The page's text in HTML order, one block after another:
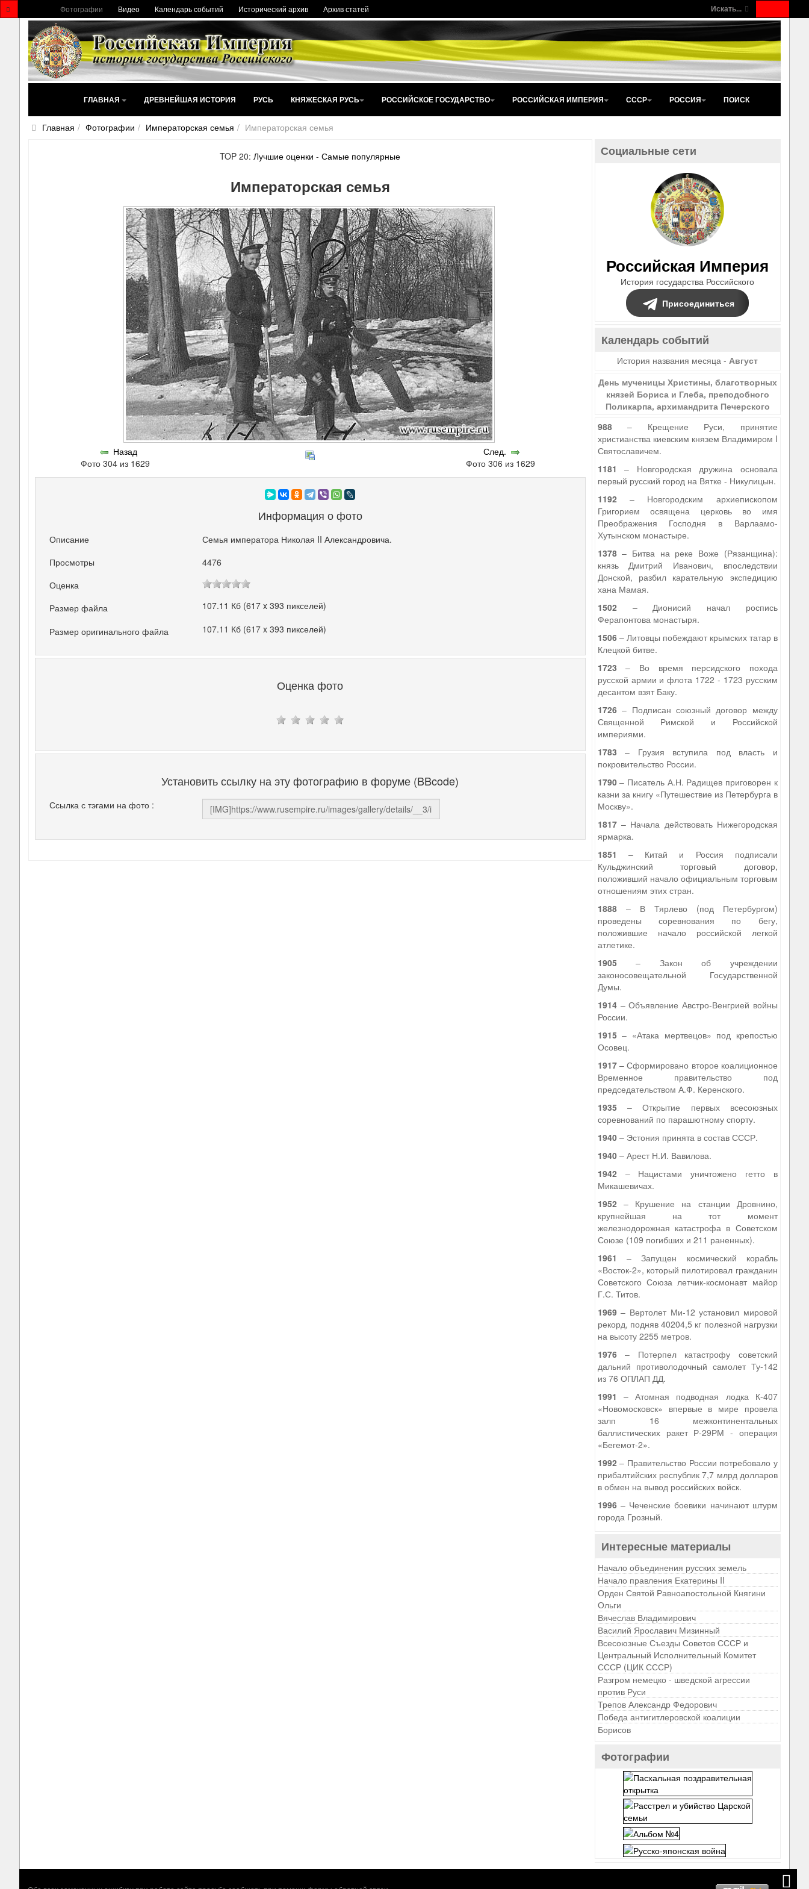
Искать...
Фотографии Видео Календарь событий Исторический архив Архив статей
ГЛАВНАЯ ДРЕВНЕЙШАЯ ИСТОРИЯ РУСЬ КНЯЖЕСКАЯ РУСЬ РОССИЙСКОЕ ГОСУДАРСТВО РОССИЙСКАЯ ИМПЕРИЯ СССР РОССИЯ ПОИСК
Главная Фотографии Императорская семья Императорская семья
TOP 20:Лучшие оценки -Самые популярные
Императорская семья
Назад
Фото 304 из 1629
След.
Фото 306 из 1629
Информация о фото
Описание
Семья императора Николая II Александровича.
Просмотры
4476
Оценка
Размер файла
107.11 Кб (617 x 393 пикселей)
Размер оригинального файла 107.11 Кб (617 x 393 пикселей)
Оценка фото
Установить ссылку на эту фотографию в форуме (BBcode)
Ссылка с тэгами на фото :
Социальные сети
Российская Империя
История государства Российского
Присоединиться
Календарь событий
История названия месяца -Август
День мученицы Христины, благотворных
князей Бориса и Глеба, преподобного
Поликарпа, архимандрита Печерского
988– Крещение Руси, принятие
христианства киевским князем Владимиром I
Святославичем.
1181 – Новгородская дружина основала
первый русский город на Вятке - Никулицын.
1192– Новгородским архиепископом
Григорием освящена церковь во имя
Преображения Господня в Варлаамо-
Хутынском монастыре.
1378– Битва на реке Воже (Рязанщина):
князь Дмитрий Иванович, впоследствии
Донской, разбил карательную экспедицию
хана Мамая.
1502– Дионисий начал роспись
Ферапонтова монастыря.
1506– Литовцы побеждают крымских татар в
Клецкой битве.
1723 – Во время персидского похода
русской армии и флота 1722 - 1723 русским
десантом взят Баку.
1726– Подписан союзный договор между
Священной Римской и Российской
империями.
1783 – Грузия вступила под власть и
покровительство России.
1790– Писатель А.Н. Радищев приговорен к
казни за книгу «Путешествие из Петербурга в
Москву».
1817– Начала действовать Нижегородская
ярмарка.
1851 – Китай и Россия подписали
Кульджинский торговый договор,
положивший начало официальным торговым
отношениям этих стран.
1888– В Тярлево (под Петербургом)
проведены соревнования по бегу,
положившие начало российской легкой
атлетике.
1905– Закон об учреждении
законосовещательной Государственной
Думы.
1914– Объявление Австро-Венгрией войны
России.
1915– «Атака мертвецов» под крепостью
Осовец.
1917– Сформировано второе коалиционное
Временное правительство под
председательством А.Ф. Керенского.
1935– Открытие первых всесоюзных
соревнований по парашютному спорту.
1940– Эстония принята в состав СССР.
1940– Арест Н.И. Вавилова.
1942– Нацистами уничтожено гетто в
Микашевичах.
1952– Крушение на станции Дровнино,
крупнейшая на тот момент
железнодорожная катастрофа в Советском
Союзе (109 погибших и 211 раненных).
1961 – Запущен космический корабль
«Восток-2», который пилотировал гражданин
Советского Союза летчик-космонавт майор
Г.С. Титов.
1969– Вертолет Ми-12 установил мировой
рекорд, подняв 40204,5 кг полезной нагрузки
на высоту 2255 метров.
1976– Потерпел катастрофу советский
дальний противолодочный самолет Ту-142
из 76 ОПЛАП ДД.
1991 – Атомная подводная лодка К-407
«Новомосковск» впервые в мире провела
залп 16 межконтинентальных
баллистических ракет Р-29РМ - операция
«Бегемот-2».
1992– Правительство России потребовало у
прибалтийских республик 7,7 млрд долларов
в обмен на вывод российских войск.
1996– Чеченские боевики начинают штурм
города Грозный.
Интересные материалы
Начало объединения русских земель
Начало правления Екатерины II
Орден Святой Равноапостольной Княгини
Ольги
Вячеслав Владимирович
Василий Ярославич Мизинный
Всесоюзные Съезды Советов СССР и
Центральный Исполнительный Комитет
СССР (ЦИК СССР)
Разгром немецко - шведской агрессии
против Руси
Трепов Александр Федорович
Победа антигитлеровской коалиции
Борисов
Фотографии